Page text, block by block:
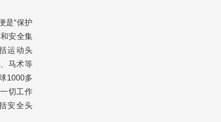
是“保护
安全集
运动头
马术等
1000多
切工作
安全头